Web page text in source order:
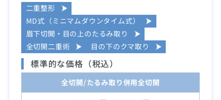
二重整形
MD式（ミニマムダウンタイム式）
眉下切開・目の上のたるみ取り
全切開二重術
目の下のクマ取り
標準的な価格（税込）
全切開/たるみ取り併用全切開